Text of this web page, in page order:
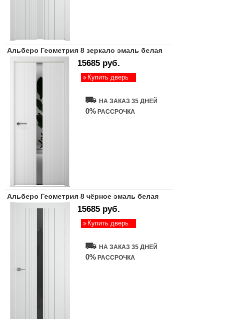
Альберо Геометрия 8 зеркало эмаль белая
15685 руб.
Купить дверь
НА ЗАКАЗ 35 ДНЕЙ
0% РАССРОЧКА
Альберо Геометрия 8 чёрное эмаль белая
15685 руб.
Купить дверь
НА ЗАКАЗ 35 ДНЕЙ
0% РАССРОЧКА